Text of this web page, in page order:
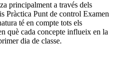
principalment a través dels
Pràctica Punt de control Examen
té en compte tots els
què cada concepte influeix en la
dia de classe.